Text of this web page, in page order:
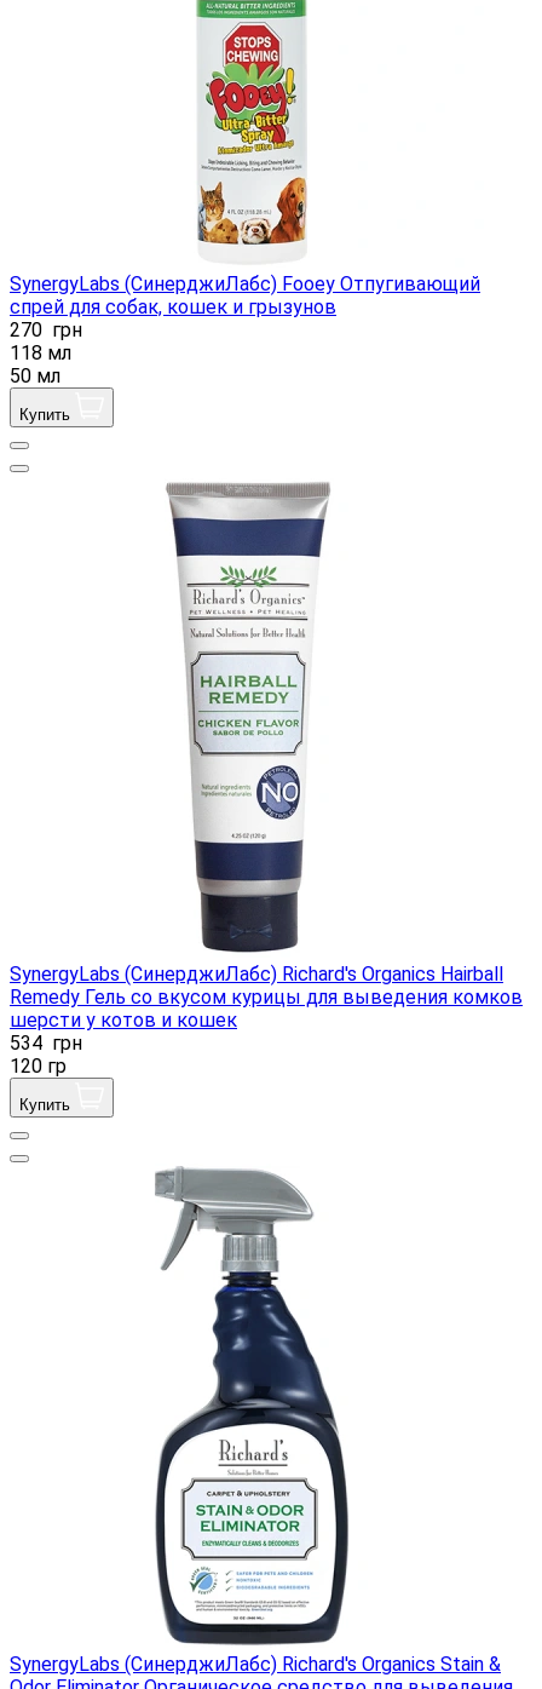
SynergyLabs (СинерджиЛабс) Fooey Отпугивающий
спрей для собак, кошек и грызунов
270 грн
118 мл
50 мл
Купить
SynergyLabs (СинерджиЛабс) Richard's Organics Hairball
Remedy Гель со вкусом курицы для выведения комков
шерсти у котов и кошек
534 грн
120 гр
Купить
SynergyLabs (СинерджиЛабс) Richard's Organics Stain &